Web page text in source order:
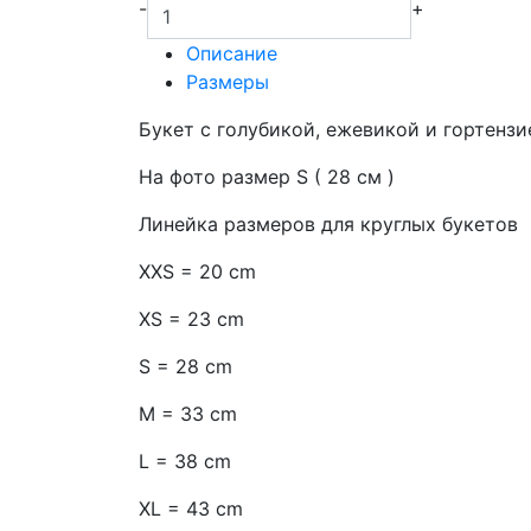
-
+
Описание
Размеры
Букет с голубикой, ежевикой и
На фото размер S ( 28 см )
Линейка размеров для круглых букетов
XXS = 20 cm
XS = 23 cm
S = 28 cm
M = 33 cm
L = 38 cm
XL = 43 cm